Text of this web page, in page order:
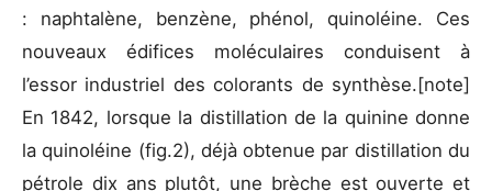
: naphtalène, benzène, phénol, quinoléine. Ces
nouveaux édifices moléculaires conduisent à
l’essor industriel des colorants de synthèse.[note]
En 1842, lorsque la distillation de la quinine donne
la quinoléine (fig.2), déjà obtenue par distillation du
pétrole dix ans plutôt, une brèche est ouverte et